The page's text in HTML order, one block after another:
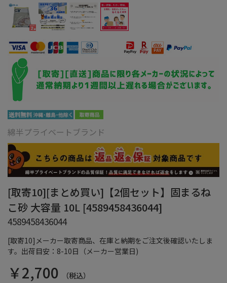
[取寄10]メーカー取寄商品、在庫と納期をご注文後確認いたしま
す。出荷目安：8-10日（メーカー営業日)
綿半プライベートブランド
[取寄10][まとめ買い]【2個セット】固まるね
こ砂 大容量 10L [4589458436044]
4589458436044
￥2,700 （税込）